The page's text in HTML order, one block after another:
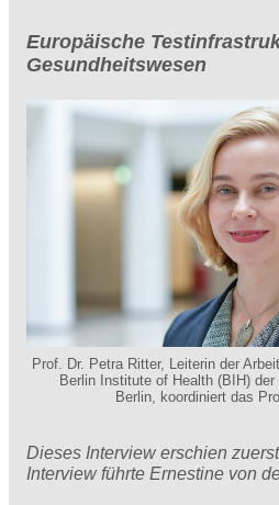
Europäische
Gesundheitswesen
Prof. Dr. Petra Ritter, Leiterin der
Berlin Institute of Health (BIH)
Berlin, koordiniert das
Dieses Interview erschien
Interview führte Ernestine von